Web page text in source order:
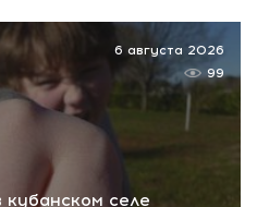
кубанском селе
6 августа 2026
99